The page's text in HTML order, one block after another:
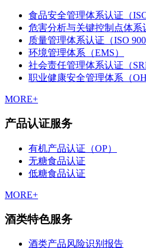
食品安全管理体系认证（ISO
危害分析与关键控制点体系
质量管理体系认证（ISO
环境管理体系（EMS）
社会责任管理体系认证（
职业健康安全管理体系（
MORE+
产品认证服务
有机产品认证（OP）
无糖食品认证
低糖食品认证
MORE+
酒类特色服务
酒类产品风险识别报告